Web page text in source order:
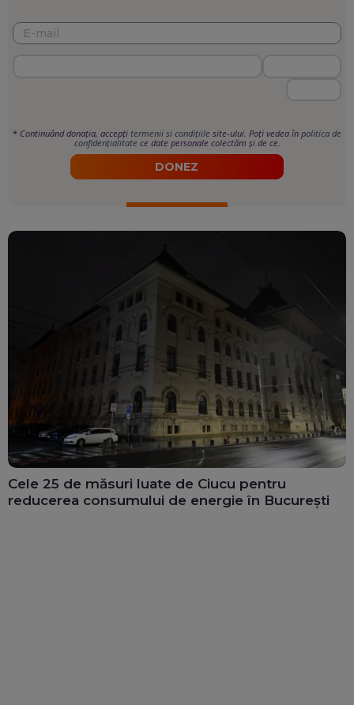
* Continuând donația, accepți termenii si condițiile site-ului. Poți vedea în politica de
confidențialitate ce date personale colectăm și de ce.
DONEZ
Cele 25 de măsuri luate de Ciucu pentru
reducerea consumului de energie în București